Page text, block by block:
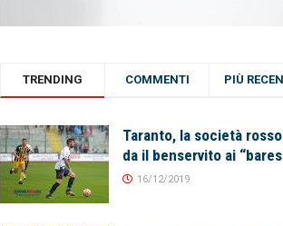
TRENDING COMMENTI PIÙ
Taranto, la società
da il benservito ai
16/12/2019